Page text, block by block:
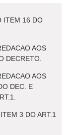
ITEM 16 DO
AOS
DECRETO.
AOS
DEC. E
3 DO ART.1